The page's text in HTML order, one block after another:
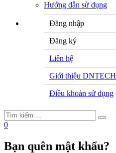
Hướng dẫn sử dụng
Đăng nhập
Đăng ký
Liên hệ
Giới thiệu DNTECH
Điều khoản sử dụng
0
Bạn quên mật khẩu?